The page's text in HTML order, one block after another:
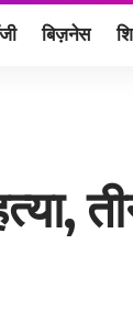
बिज़नेस